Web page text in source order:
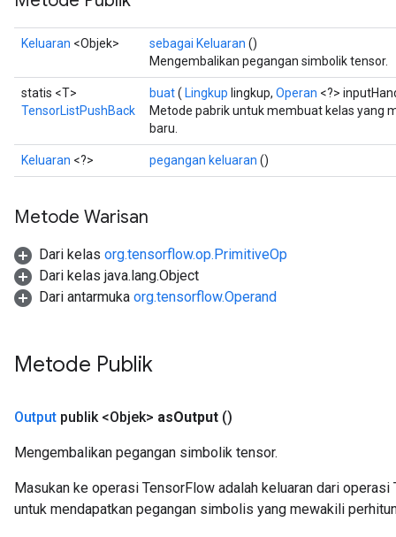
Keluaran <Objek> sebagai Keluaran ()
Mengembalikan pegangan simbolik tensor.
statis <T>
TensorListPushBack
buat( Lingkup lingkup, Operan <?>
Metode pabrik untuk membuat kelas yang
baru.
Keluaran <?> pegangan keluaran ()
Metode Warisan
Dari kelas org.tensorflow.op.PrimitiveOp
Dari kelas java.lang.Object
Dari antarmuka org.tensorflow.Operand
Metode Publik
Output publik <Objek> asOutput ()
Mengembalikan pegangan simbolik tensor.
Masukan ke operasi TensorFlow adalah keluaran dari
untuk mendapatkan pegangan simbolis yang mewakili